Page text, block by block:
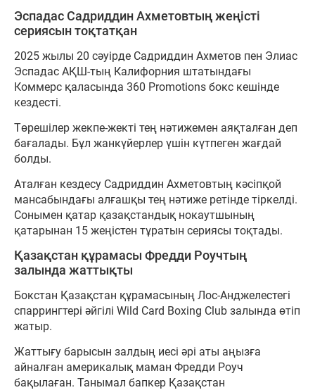
Эспадас Садриддин Ахметовтың жеңісті
сериясын тоқтатқан
2025 жылы 20 сәуірде Садриддин Ахметов пен Элиас
Эспадас АҚШ-тың Калифорния штатындағы
Коммерс қаласында 360 Promotions бокс кешінде
кездесті.
Төрешілер жекпе-жекті тең нәтижемен аяқталған деп
бағалады. Бұл жанкүйерлер үшін күтпеген жағдай
болды.
Аталған кездесу Садриддин Ахметовтың кәсіпқой
мансабындағы алғашқы тең нәтиже ретінде тіркелді.
Сонымен қатар қазақстандық нокаутшының
қатарынан 15 жеңістен тұратын сериясы тоқтады.
Қазақстан құрамасы Фредди Роучтың
залында жаттықты
Бокстан Қазақстан құрамасының Лос-Анджелестегі
спаррингтері әйгілі Wild Card Boxing Club залында өтіп
жатыр.
Жаттығу барысын залдың иесі әрі аты аңызға
айналған америкалық маман Фредди Роуч
бақылаған. Танымал бапкер Қазақстан